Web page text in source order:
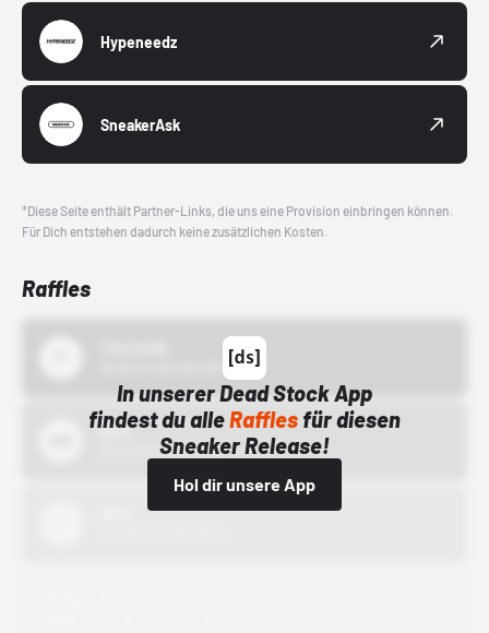
Hypeneedz
SneakerAsk
*Diese Seite enthält Partner-Links, die uns eine Provision einbringen können.
Für Dich entstehen dadurch keine zusätzlichen Kosten.
Raffles
In unserer Dead Stock App
findest du alleRafflesfür diesen
Sneaker Release!
Hol dir unsere App
Bstn
01.10.22 00:00 Uhr